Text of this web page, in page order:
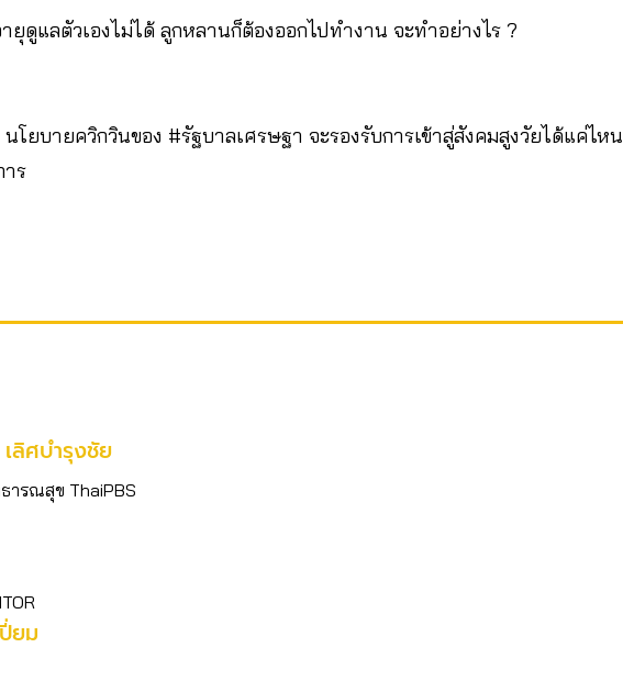
ยุดูแลตัวเองไม่ได้ ลูกหลานก็ต้องออกไปทำงาน จะทำอย่างไร ?
โยบายควิกวินของ #รัฐบาลเศรษฐา จะรองรับการเข้าสู่สังคมสูงวัยได้แค่ไหน
าร
ลิศบำรุงชัย
ารณสุข ThaiPBS
ยม